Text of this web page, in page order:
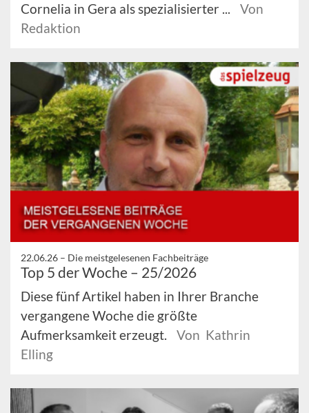
Cornelia in Gera als spezialisierter ...
Von
Redaktion
22.06.26 – Die meistgelesenen Fachbeiträge
Top 5 der Woche – 25/2026
Diese fünf Artikel haben in Ihrer Branche
vergangene Woche die größte
Aufmerksamkeit erzeugt.
Von Kathrin
Elling